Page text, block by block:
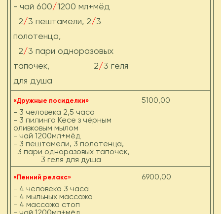
- чай 600/1200 мл+мёд
2/3 пештамели, 2/3
полотенца,
2/3 пари одноразовых
тапочек, 2/3 геля
для душа
«Дружные посиделки»
- 3 человека 2,5 часа
- 3 пилинга Кесе з чёрным
оливковым мылом
- чай 1200мл+мёд
- 3 пештамели, 3 полотенца,
3 пари одноразовых тапочек,
3 геля для душа
5100,00
«Пенний релакс»
- 4 человека 3 часа
- 4 мыльных массажа
- 4 массажа стоп
6900,00